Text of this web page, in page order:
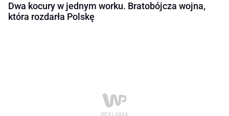
Dwa kocury w jednym worku. Bratobójcza wojna,
która rozdarła Polskę